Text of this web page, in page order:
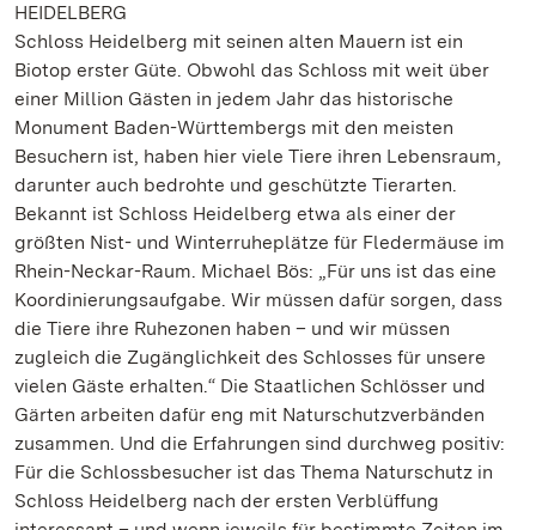
HEIDELBERG
Schloss Heidelberg mit seinen alten Mauern ist ein
Biotop erster Güte. Obwohl das Schloss mit weit über
einer Million Gästen in jedem Jahr das historische
Monument Baden-Württembergs mit den meisten
Besuchern ist, haben hier viele Tiere ihren Lebensraum,
darunter auch bedrohte und geschützte Tierarten.
Bekannt ist Schloss Heidelberg etwa als einer der
größten Nist- und Winterruheplätze für Fledermäuse im
Rhein-Neckar-Raum. Michael Bös: „Für uns ist das eine
Koordinierungsaufgabe. Wir müssen dafür sorgen, dass
die Tiere ihre Ruhezonen haben – und wir müssen
zugleich die Zugänglichkeit des Schlosses für unsere
vielen Gäste erhalten.“ Die Staatlichen Schlösser und
Gärten arbeiten dafür eng mit Naturschutzverbänden
zusammen. Und die Erfahrungen sind durchweg positiv:
Für die Schlossbesucher ist das Thema Naturschutz in
Schloss Heidelberg nach der ersten Verblüffung